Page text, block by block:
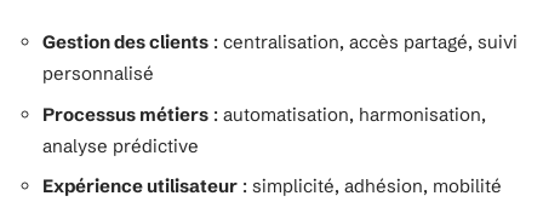
Gestion des clients : centralisation, accès partagé, suivi
personnalisé
Processus métiers : automatisation, harmonisation,
analyse prédictive
Expérience utilisateur : simplicité, adhésion, mobilité